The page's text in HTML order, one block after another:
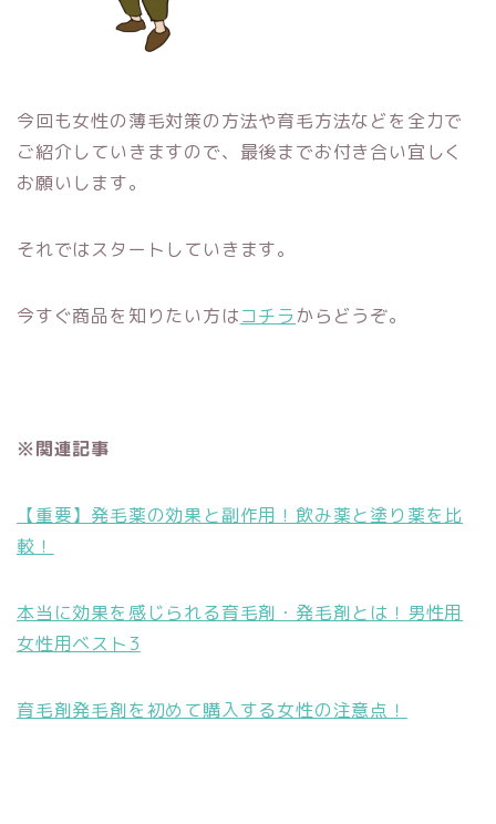
今回も女性の薄毛対策の方法や育毛方法などを全力で
ご紹介していきますので、最後までお付き合い宜しく
お願いします。
それではスタートしていきます。
今すぐ商品を知りたい方はコチラ からどうぞ。
※関連記事
【重要】発毛薬の効果と副作用！飲み薬と塗り薬を比
較！
本当に効果を感じられる育毛剤・発毛剤とは！男性用
女性用ベスト3
育毛剤発毛剤を初めて購入する女性の注意点！